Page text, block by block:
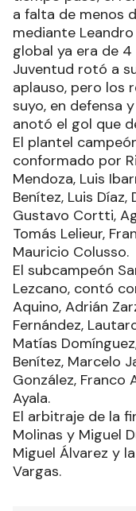
a falta de menos
mediante
global ya era de
Juventud rotó a
aplauso, pero los
suyo, en defensa
anotó el gol que
El plantel
conformado por
Mendoza, Luis
Benítez, Luis
Gustavo Cortti,
Tomás Lelieur,
Mauricio Colusso.
El subcampeón
Lezcano, contó
Aquino, Adrián
Fernández,
Matías
Benítez, Marcelo
González, Franco
Ayala.
El arbitraje de la
Molinas y Miguel
Miguel Álvarez y
Vargas.